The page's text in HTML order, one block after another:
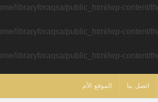
libraryforaqsa/public_html/wp-content/
libraryforaqsa/public_html/wp-content/
libraryforaqsa/public_html/wp-content/
اتصل بنا الموقع الأم